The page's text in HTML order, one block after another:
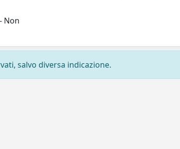
Non
salvo diversa indicazione.